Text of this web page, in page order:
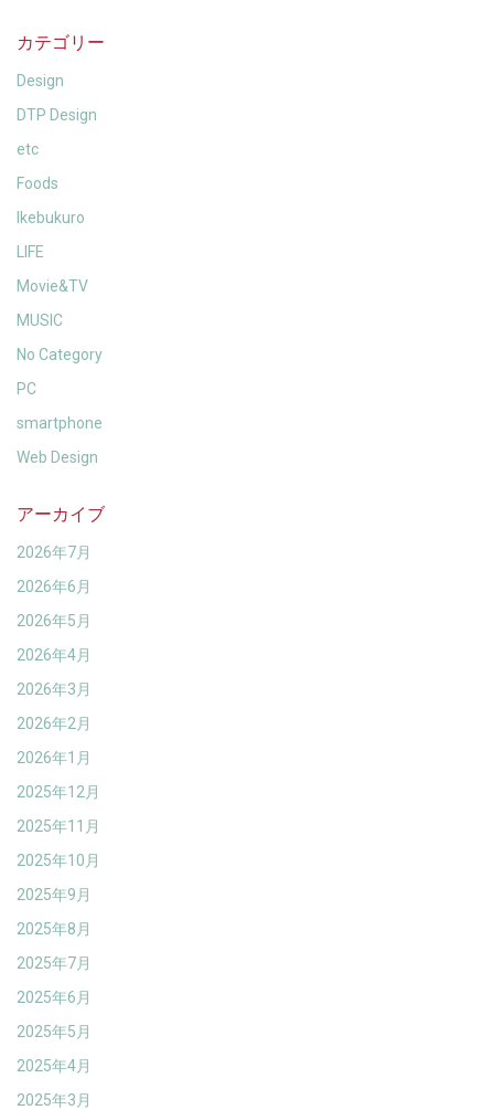
カテゴリー
Design
DTP Design
etc
Foods
Ikebukuro
LIFE
Movie&TV
MUSIC
No Category
PC
smartphone
Web Design
アーカイブ
2026年7月
2026年6月
2026年5月
2026年4月
2026年3月
2026年2月
2026年1月
2025年12月
2025年11月
2025年10月
2025年9月
2025年8月
2025年7月
2025年6月
2025年5月
2025年4月
2025年3月